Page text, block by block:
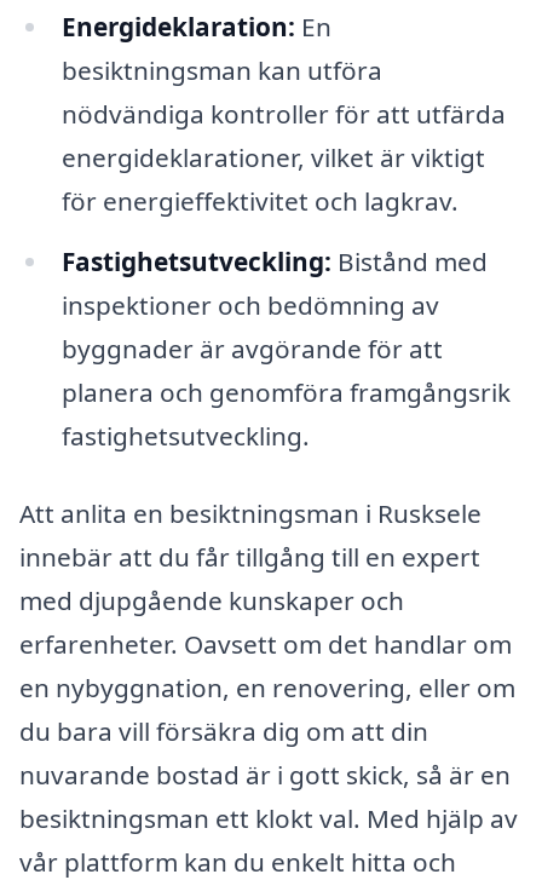
Energideklaration: En
besiktningsman kan utföra
nödvändiga kontroller för att utfärda
energideklarationer, vilket är viktigt
för energieffektivitet och lagkrav.
Fastighetsutveckling: Bistånd med
inspektioner och bedömning av
byggnader är avgörande för att
planera och genomföra framgångsrik
fastighetsutveckling.
Att anlita en besiktningsman i Rusksele
innebär att du får tillgång till en expert
med djupgående kunskaper och
erfarenheter. Oavsett om det handlar om
en nybyggnation, en renovering, eller om
du bara vill försäkra dig om att din
nuvarande bostad är i gott skick, så är en
besiktningsman ett klokt val. Med hjälp av
vår plattform kan du enkelt hitta och